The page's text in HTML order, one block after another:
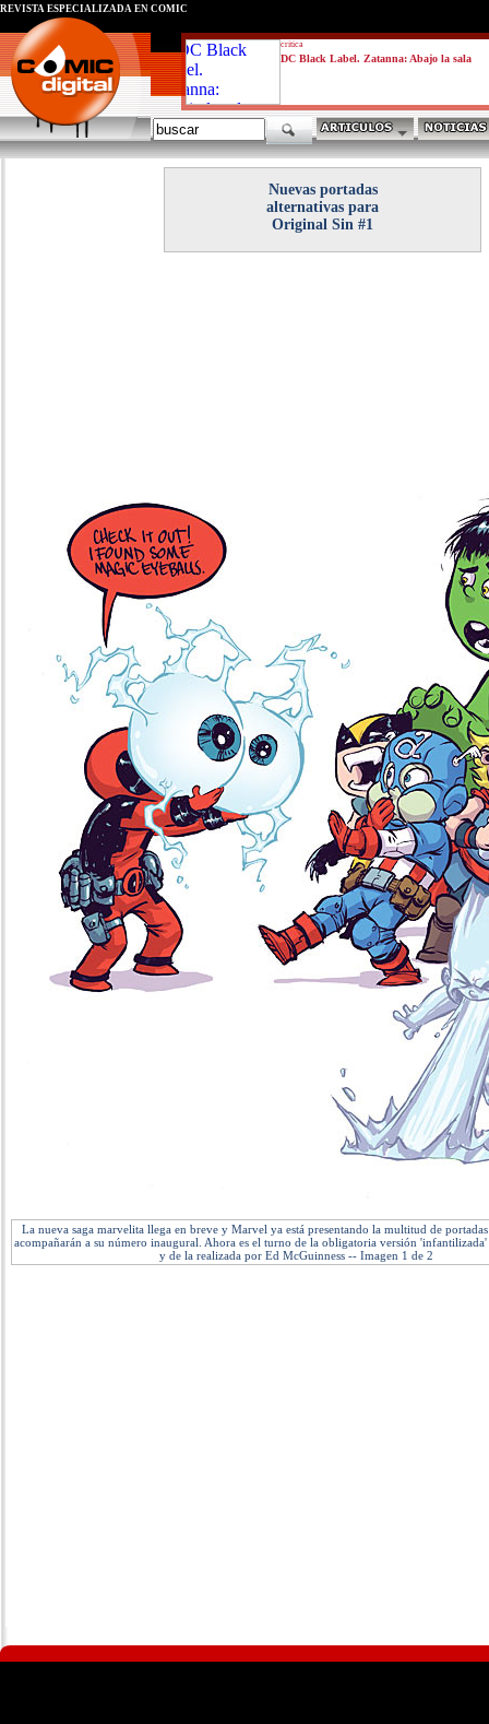
critica
DC Black Label. Zatanna: Abajo la sala
REVISTA ESPECIALIZADA EN CÓMIC
Nuevas portadas
alternativas para
Original Sin #1
La nueva saga marvelita llega en breve y Marvel ya está presentando la multitud de
acompañarán a su número inaugural. Ahora es el turno de la obligatoria versión
y de la realizada por Ed McGuinness -- Imagen 1 de 2